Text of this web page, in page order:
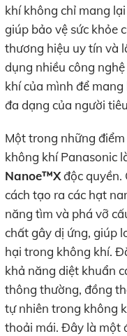
khí không chỉ mang
giúp bảo vệ sức khỏe
thương hiệu uy tín và
dụng nhiều công
khí của mình để
đa dạng của người
Một trong những
không khí Panasonic
Nanoe™Xđộc quyền.
cách tạo ra các hạt
năng tìm và phá vỡ
chất gây dị ứng, giúp
hại trong không khí.
khả năng diệt khuẩn
thông thường, đồng
tự nhiên trong không
thoải mái. Đây là một